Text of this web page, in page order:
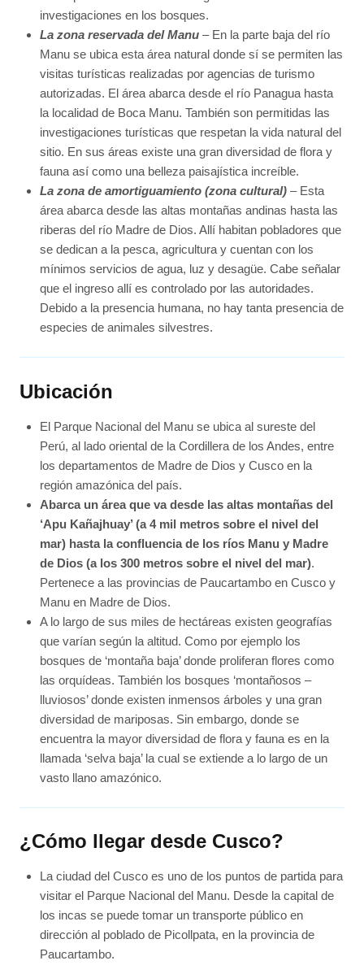
investigaciones en los bosques.
La zona reservada del Manu– En la parte baja del río
Manu se ubica esta área natural donde sí se permiten las
visitas turísticas realizadas por agencias de turismo
autorizadas. El área abarca desde el río Panagua hasta
la localidad de Boca Manu. También son permitidas las
investigaciones turísticas que respetan la vida natural del
sitio. En sus áreas existe una gran diversidad de flora y
fauna así como una belleza paisajística increíble.
La zona de amortiguamiento (zona cultural)– Esta
área abarca desde las altas montañas andinas hasta las
riberas del río Madre de Dios. Allí habitan pobladores que
se dedican a la pesca, agricultura y cuentan con los
mínimos servicios de agua, luz y desagüe. Cabe señalar
que el ingreso allí es controlado por las autoridades.
Debido a la presencia humana, no hay tanta presencia de
especies de animales silvestres.
Ubicación
El Parque Nacional del Manu se ubica al sureste del
Perú, al lado oriental de la Cordillera de los Andes, entre
los departamentos de Madre de Dios y Cusco en la
región amazónica del país.
Abarca un área que va desde las altas montañas del
‘Apu Kañajhuay’ (a 4 mil metros sobre el nivel del
mar) hasta la confluencia de los ríos Manu y Madre
de Dios (a los 300 metros sobre el nivel del mar).
Pertenece a las provincias de Paucartambo en Cusco y
Manu en Madre de Dios.
A lo largo de sus miles de hectáreas existen geografías
que varían según la altitud. Como por ejemplo los
bosques de ‘montaña baja’ donde proliferan flores como
las orquídeas. También los bosques ‘montañosos –
lluviosos’ donde existen inmensos árboles y una gran
diversidad de mariposas. Sin embargo, donde se
encuentra la mayor diversidad de flora y fauna es en la
llamada ‘selva baja’ la cual se extiende a lo largo de un
vasto llano amazónico.
¿Cómo llegar desde Cusco?
La ciudad del Cusco es uno de los puntos de partida para
visitar el Parque Nacional del Manu. Desde la capital de
los incas se puede tomar un transporte público en
dirección al poblado de Picollpata, en la provincia de
Paucartambo.